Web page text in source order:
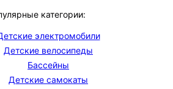
категории:
электромобили
Детские велосипеды
Бассейны
Детские самокаты